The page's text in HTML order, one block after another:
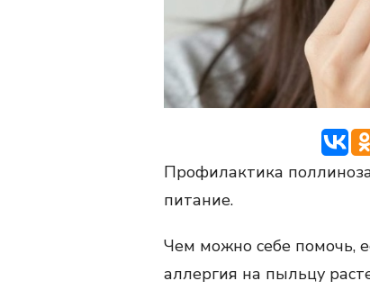
Профилактика
питание.
Чем можно себе помочь,
аллергия на пыльцу